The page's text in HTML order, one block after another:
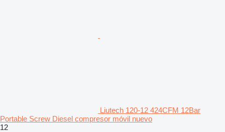
Liutech 120-12 424CFM 12Bar
Portable Screw Diesel compresor móvil nuevo
12